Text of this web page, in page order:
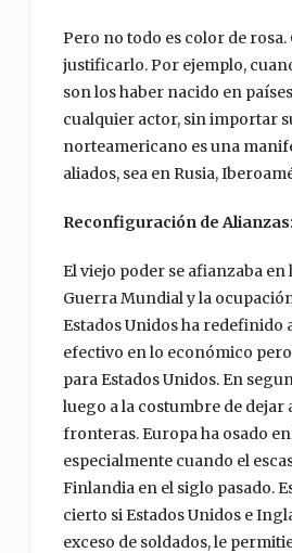
Pero no todo es color de
justificarlo. Por ejemplo,
son los haber nacido en
cualquier actor, sin importar
norteamericano es una
aliados, sea en Rusia,
Reconfiguración de
El viejo poder se afianzaba
Guerra Mundial y la
Estados Unidos ha
efectivo en lo económico
para Estados Unidos. En
luego a la costumbre de
fronteras. Europa ha osado
especialmente cuando el
Finlandia en el siglo pasado.
cierto si Estados Unidos e
exceso de soldados, le